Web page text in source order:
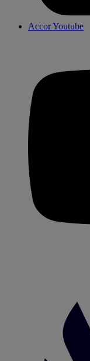
Accor Youtube